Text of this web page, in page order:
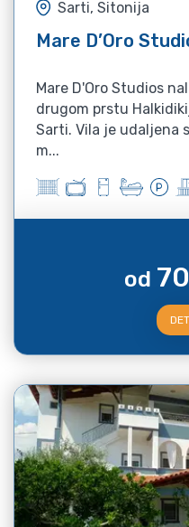
Sarti, Sitonija
Mare D’Oro
Mare D'Oro Studios
drugom prstu
Sarti. Vila je udaljena
m...
od 70